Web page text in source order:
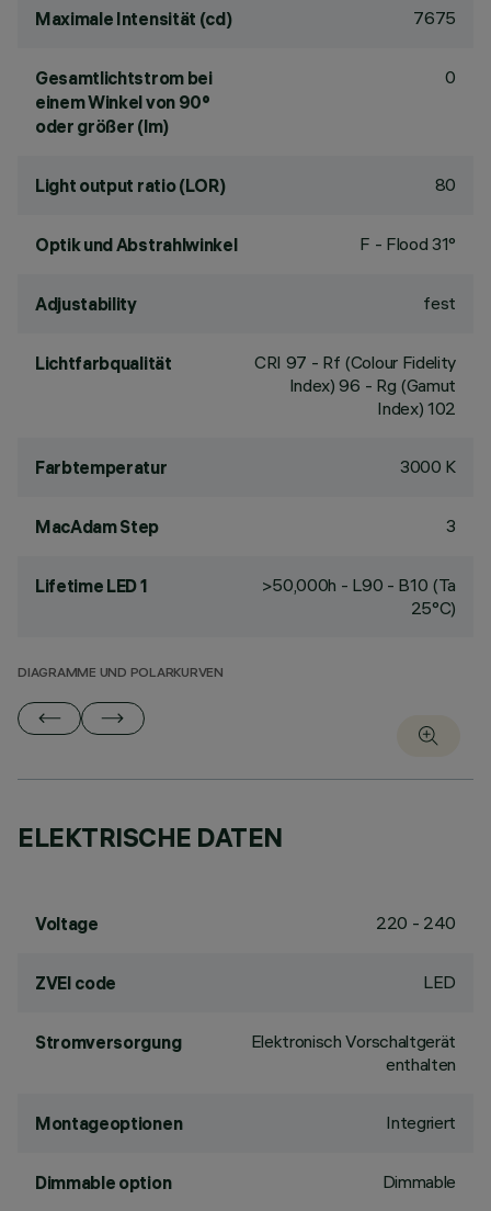
Maximale Intensität (cd) 7675
Gesamtlichtstrom bei
einem Winkel von 90°
oder größer (lm)
0
Light output ratio (LOR) 80
Optik und Abstrahlwinkel F - Flood 31°
Adjustability fest
Lichtfarbqualität CRI 97 - Rf (Colour Fidelity
Index) 96 - Rg (Gamut
Index) 102
Farbtemperatur 3000 K
MacAdam Step 3
Lifetime LED 1
>50,000h - L90 - B10 (Ta
25°C)
DIAGRAMME UND POLARKURVEN
ELEKTRISCHE DATEN
Voltage 220 - 240
ZVEI code LED
Stromversorgung
Elektronisch Vorschaltgerät
enthalten
Montageoptionen Integriert
Dimmable option Dimmable